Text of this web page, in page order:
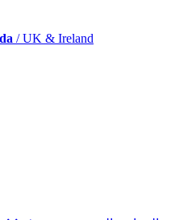
/ UK & Ireland